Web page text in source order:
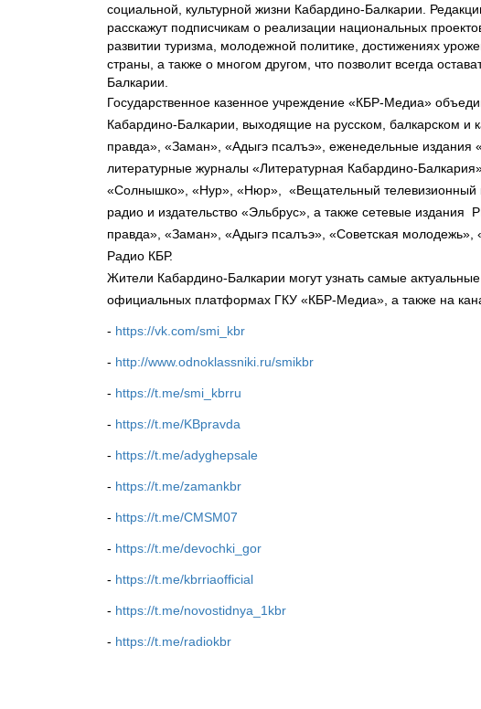
социальной, культурной жизни Кабардино-Балкарии.
расскажут подписчикам о реализации национальных
развитии туризма, молодежной политике, достижениях
страны, а также о многом другом, что позволит всегда
Балкарии.
Государственное казенное учреждение «КБР-Медиа»
Кабардино-Балкарии, выходящие на русском, балкарском и
правда», «Заман», «Адыгэ псалъэ», еженедельные издания
литературные журналы «Литературная Кабардино-
«Солнышко», «Нур», «Нюр», «Вещательный телевизионный
радио и издательство «Эльбрус», а также сетевые
правда», «Заман», «Адыгэ псалъэ», «Советская молодежь»,
Радио КБР.
Жители Кабардино-Балкарии могут узнать самые
официальных платформах ГКУ «КБР-Медиа», а также на
- https://vk.com/smi_kbr
- http://www.odnoklassniki.ru/smikbr
- https://t.me/smi_kbrru
- https://t.me/KBpravda
- https://t.me/adyghepsale
- https://t.me/zamankbr
- https://t.me/CMSM07
- https://t.me/devochki_gor
- https://t.me/kbrriaofficial
- https://t.me/novostidnya_1kbr
- https://t.me/radiokbr